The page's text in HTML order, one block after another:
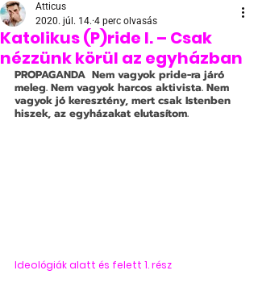
Katolikus (P)ride I. – Csak
nézzünk körül az egyházban
Atticus
2020. júl. 14. 4 perc olvasás
PROPAGANDA
  Nem vagyok pride-ra járó
meleg. Nem vagyok harcos aktivista. Nem
vagyok jó keresztény, mert csak Istenben
hiszek, az egyházakat elutasítom.
Ideológiák alatt és felett 1. rész